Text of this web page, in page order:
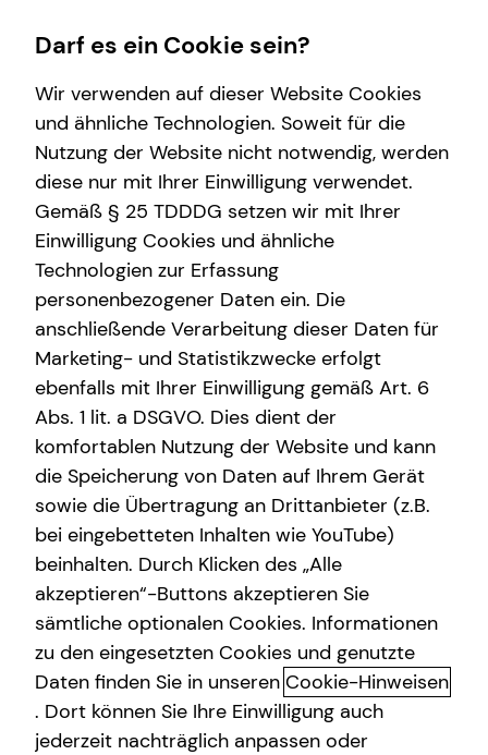
Betriebliche Altersvorsorge
Arbeitnehmende
Unternehmen
Anforderungen für Unrternehmen
bAV-Bausteine für Unternehmen
Wissenswertes
Interview
Über mich
Über tecis
Podcast
teamzukunft
Finanzberatung
Videoberatung
Spezialisten-Netzwerk
Private Krankenvorsorge
Investment
Kapitalanlage Immobilien
Altersvorsorge
Gewerbliche Versicherungen
Arbeitskraftabsicherung
Kindervorsorge
Sach- und Vermögenssicherung
Immobilienfinanzierung
Expat
Service
Kundenportal
Schadenabwicklung
Dr. Michael Weber
Dr. Michael Weber
Sales Manager
in Offenburg und Umgebung
Kurzportrait Dr. Michael Weber
Darf es ein Cookie sein?
Wir verwenden auf dieser Website Cookies
und ähnliche Technologien. Soweit für die
Nutzung der Website nicht notwendig, werden
diese nur mit Ihrer Einwilligung verwendet.
Gemäß § 25 TDDDG setzen wir mit Ihrer
Einwilligung Cookies und ähnliche
Technologien zur Erfassung
personenbezogener Daten ein. Die
anschließende Verarbeitung dieser Daten für
Marketing- und Statistikzwecke erfolgt
ebenfalls mit Ihrer Einwilligung gemäß Art. 6
Abs. 1 lit. a DSGVO. Dies dient der
komfortablen Nutzung der Website und kann
die Speicherung von Daten auf Ihrem Gerät
sowie die Übertragung an Drittanbieter (z.B.
bei eingebetteten Inhalten wie YouTube)
beinhalten. Durch Klicken des „Alle
akzeptieren“-Buttons akzeptieren Sie
sämtliche optionalen Cookies. Informationen
zu den eingesetzten Cookies und genutzte
Daten finden Sie in unseren Cookie-Hinweisen
. Dort können Sie Ihre Einwilligung auch
jederzeit nachträglich anpassen oder